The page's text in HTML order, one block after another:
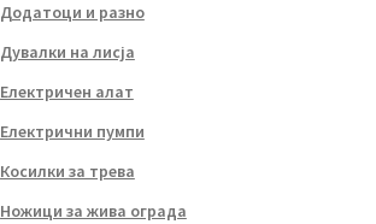
Додатоци и разно
Дувалки на лисја
Електричен алат
Електрични пумпи
Косилки за трева
Ножици за жива ограда